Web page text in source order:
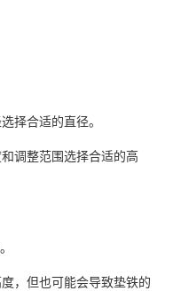
择合适的直径。
调整范围选择合适的高
，但也可能会导致垫铁的